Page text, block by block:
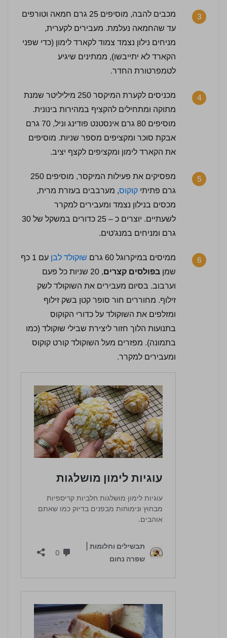
3
מכבים להבה, מוסיפים 25 גרם חמאה וטורפים
עד שהחמאה נעלמת. מעבירים לקערית,
מניחים נילון נצמד צמוד לקארד לימון (כדי שפני
הקארד לא יתייבשו), ממתינים שיגיע
לטמפרטורת החדר.
4
מכניסים לקערת המיקסר 250 מיליליטר שמנת
מתוקה ומתחילים להקציף במהירות בינונית.
מוסיפים 80 גרם אינסטנט פודינג וניל, 70 גרם
אבקת סוכר ומקציפים מספר שניות. מוסיפים
את הקארד לימון ומקציפים לקצף יציב.
5
מפסיקים את פעילות המיקסר, מוסיפים 250
גרם פתיתי קוקוס, מערבבים בעזרת מרית,
מכסים בנילון נצמד ומעבירים למקרר
לשעתיים. יוצרים כ – 25 כדורים במשקל של 30
גרם ומניחים במנג'טים.
6 ממיסים במיקרוגל 60 גרם שוקולד לבן
עם 1 כף
שמן בפולסים קצרים
, 20 שניות כל פעם
וערבוב. בסיום מעבירים את השוקולד לשק
זילוף. מחוררים חור סופר קטן בשק זילוף
ומזלפים את השוקולד על כדורי הקוקוס
בתנועות הלוך חזור ליצירת שבילי שוקולד (כמו
בתמונה). מפזרים מעל השוקולד קורט קוקוס
ומעבירים למקרר.